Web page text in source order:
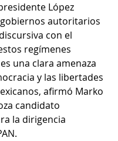
López
autoritarios
con el
regímenes
una clara amenaza
y las libertades
afirmó Marko
candidato
la dirigencia